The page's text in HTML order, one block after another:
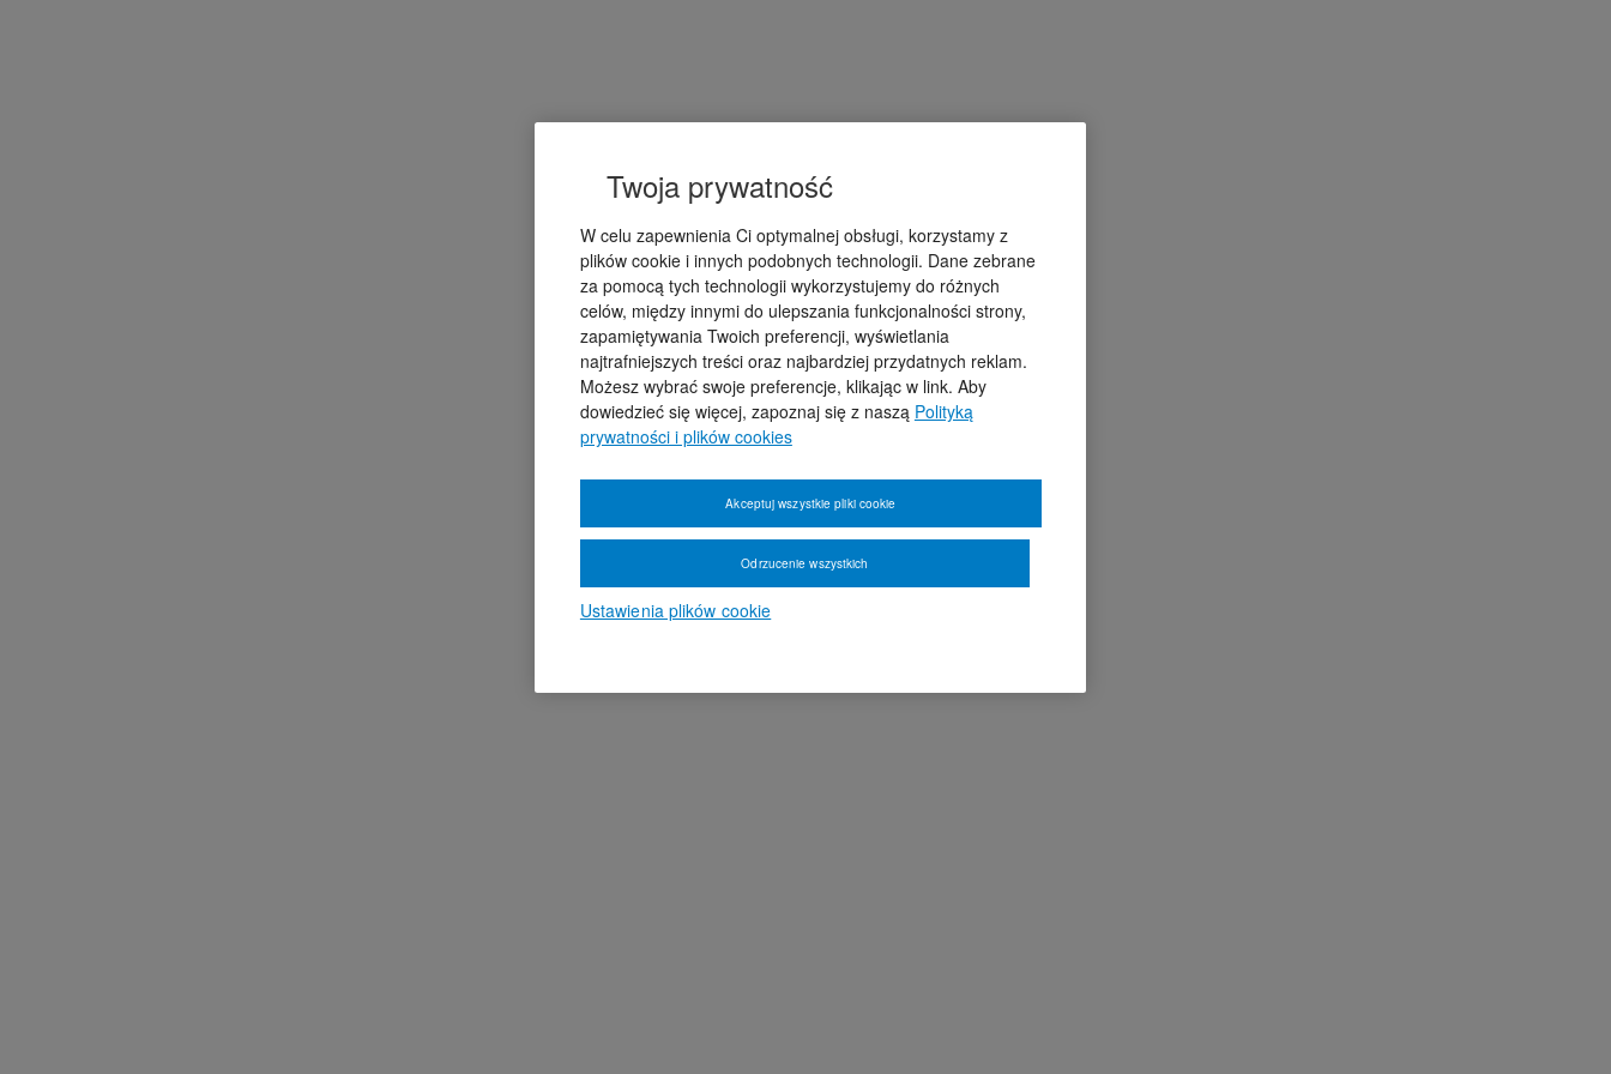
Twoja prywatność
W celu zapewnienia Ci optymalnej obsługi, korzystamy z
plików cookie i innych podobnych technologii. Dane zebrane
za pomocą tych technologii wykorzystujemy do różnych
celów, między innymi do ulepszania funkcjonalności strony,
zapamiętywania Twoich preferencji, wyświetlania
najtrafniejszych treści oraz najbardziej przydatnych reklam.
Możesz wybrać swoje preferencje, klikając w link. Aby
dowiedzieć się więcej, zapoznaj się z naszą Polityką
prywatności i plików cookies
Ustawienia plików cookie
Odrzucenie wszystkich
Akceptuj wszystkie pliki cookie